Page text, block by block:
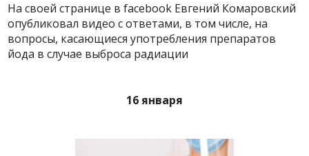
На своей странице в facebook Евгений Комаровский
опубликовал видео с ответами, в том числе, на
вопросы, касающиеся употребления препаратов
йода в случае выброса радиации
16 января